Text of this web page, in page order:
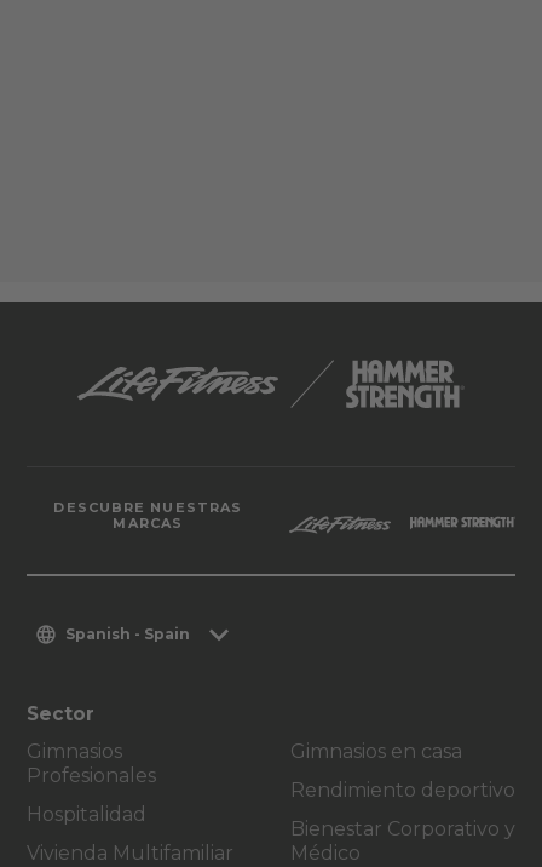
DESCUBRE NUESTRAS
MARCAS
Spanish - Spain
Sector
Gimnasios
Profesionales
Hospitalidad
Vivienda Multifamiliar
Gimnasios en casa
Rendimiento deportivo
Bienestar Corporativo y
Médico